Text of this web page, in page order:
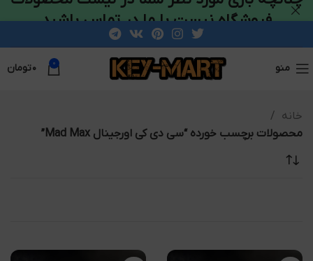
منو 0 ۰تومان
خانه
محصولات برچسب خورده “سی دی کی اورجینال Mad Max”
فروشگاه نیست با ما در تماس باشید